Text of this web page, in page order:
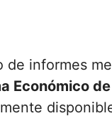
de informes
Económico de